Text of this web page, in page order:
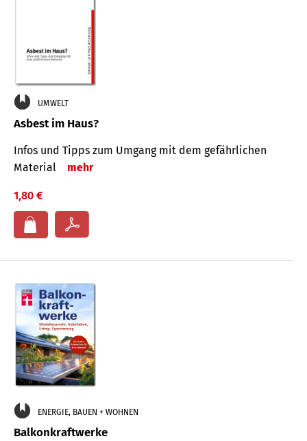
UMWELT
Asbest im Haus?
Infos und Tipps zum Um­gang mit dem ge­fähr­lichen
Mate­rial
mehr
1,80 €
ENERGIE, BAUEN + WOHNEN
Balkonkraftwerke